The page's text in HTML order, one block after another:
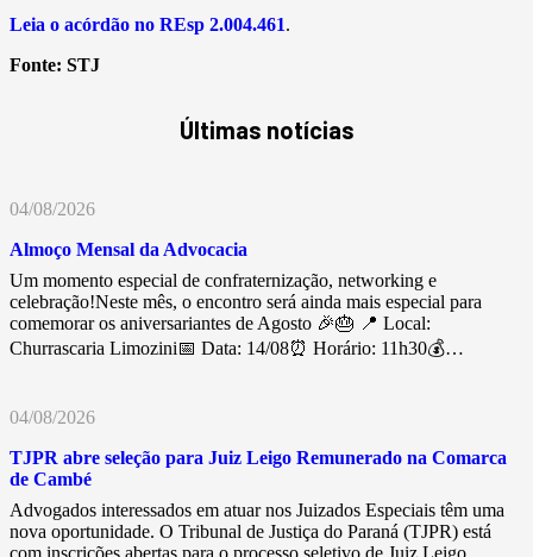
Leia o acórdão no REsp 2.004.461.
Fonte: STJ
Últimas notícias
04/08/2026
Almoço Mensal da Advocacia
Um momento especial de confraternização, networking e
celebração!Neste mês, o encontro será ainda mais especial para
comemorar os aniversariantes de Agosto 🎉🎂 📍 Local:
Churrascaria Limozini📅 Data: 14/08⏰ Horário: 11h30💰…
04/08/2026
TJPR abre seleção para Juiz Leigo Remunerado na Comarca
de Cambé
Advogados interessados em atuar nos Juizados Especiais têm uma
nova oportunidade. O Tribunal de Justiça do Paraná (TJPR) está